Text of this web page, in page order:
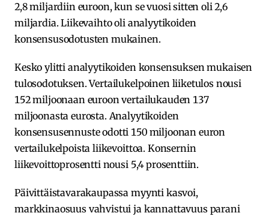
2,8 miljardiin euroon, kun se vuosi sitten oli 2,6
miljardia. Liikevaihto oli analyytikoiden
konsensusodotusten mukainen.
Kesko ylitti analyytikoiden konsensuksen mukaisen
tulosodotuksen. Vertailukelpoinen liiketulos nousi
152 miljoonaan euroon vertailukauden 137
miljoonasta eurosta. Analyytikoiden
konsensusennuste odotti 150 miljoonan euron
vertailukelpoista liikevoittoa. Konsernin
liikevoittoprosentti nousi 5,4 prosenttiin.
Päivittäistavarakaupassa myynti kasvoi,
markkinaosuus vahvistui ja kannattavuus parani